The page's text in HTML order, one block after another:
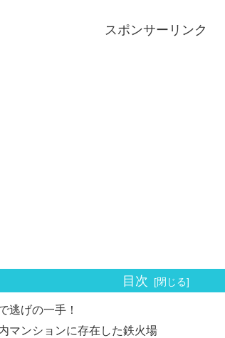
スポンサーリンク
目次
逃げの一手！
マンションに存在した鉄火場